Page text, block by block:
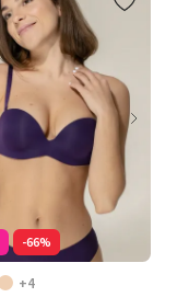
-66%
+4